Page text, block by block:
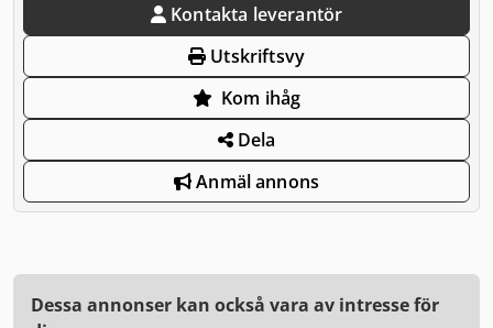
Kontakta leverantör
Utskriftsvy
Kom ihåg
Dela
Anmäl annons
Dessa annonser kan också vara av intresse för